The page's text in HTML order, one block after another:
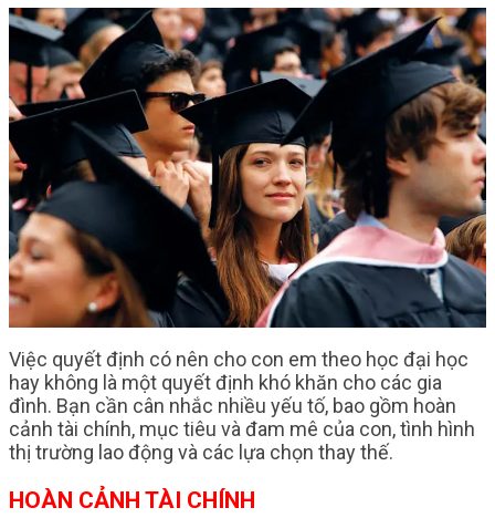
Việc quyết định có nên cho con em theo học đại học
hay không là một quyết định khó khăn cho các gia
đình. Bạn cần cân nhắc nhiều yếu tố, bao gồm hoàn
cảnh tài chính, mục tiêu và đam mê của con, tình hình
thị trường lao động và các lựa chọn thay thế.
HOÀN CẢNH TÀI CHÍNH